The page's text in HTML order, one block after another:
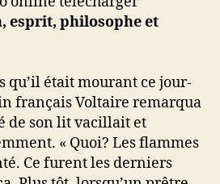
esprit, philosophe et
qu’il était mourant ce jour-
français Voltaire remarqua
de son lit vacillait et
« Quoi? Les flammes
Ce furent les derniers